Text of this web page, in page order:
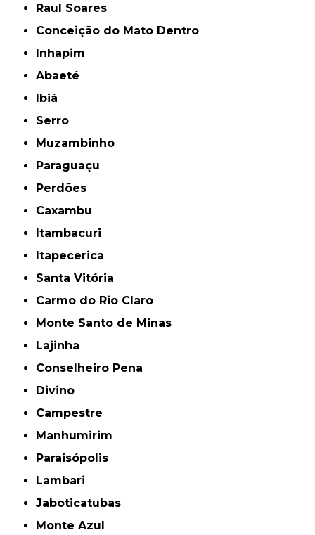
Raul Soares
Conceição do Mato Dentro
Inhapim
Abaeté
Ibiá
Serro
Muzambinho
Paraguaçu
Perdões
Caxambu
Itambacuri
Itapecerica
Santa Vitória
Carmo do Rio Claro
Monte Santo de Minas
Lajinha
Conselheiro Pena
Divino
Campestre
Manhumirim
Paraisópolis
Lambari
Jaboticatubas
Monte Azul